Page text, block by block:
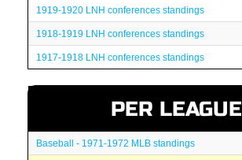
1919-1920 LNH conferences standings
1918-1919 LNH conferences standings
1917-1918 LNH conferences standings
PER LEAGUE
Baseball - 1971-1972 MLB standings